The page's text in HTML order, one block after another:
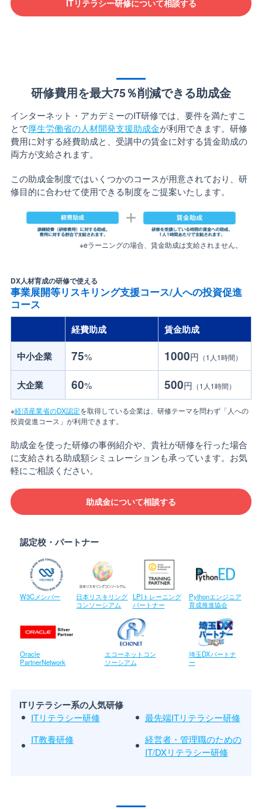
ITリテラシー研修について相談する
研修費用を最大75％削減できる助成金
インターネット・アカデミーのIT研修では、要件を満たすこ
とで厚生労働省の人材開発支援助成金が利用できます。研修
費用に対する経費助成と、受講中の賃金に対する賃金助成の
両方が支給されます。
この助成金制度ではいくつかのコースが用意されており、研
修目的に合わせて使用できる制度をご提案いたします。
※eラーニングの場合、賃金助成は支給されません。
DX人材育成の研修で使える
事業展開等リスキリング支援コース/人への投資促進
コース
経費助成 賃金助成
中小企業 75% 1000円 （1人1時間）
大企業 60% 500円 （1人1時間）
※経済産業省のDX認定を取得している企業は、研修テーマを問わず「人への
投資促進コース」が利用できます。
助成金を使った研修の事例紹介や、貴社が研修を行った場合
に支給される助成額シミュレーションも承っています。お気
軽にご相談ください。
助成金について相談する
認定校・パートナー
W3Cメンバー
日本リスキリング
コンソーシアム
LPIトレーニング
パートナー
Pythonエンジニア
育成推進協会
Oracle
PartnerNetwork
エコーネットコン
ソーシアム
埼玉DXパートナ
ー
ITリテラシー系の人気研修
ITリテラシー研修
最先端ITリテラシー研修
IT教養研修
経営者・管理職のための
IT/DXリテラシー研修